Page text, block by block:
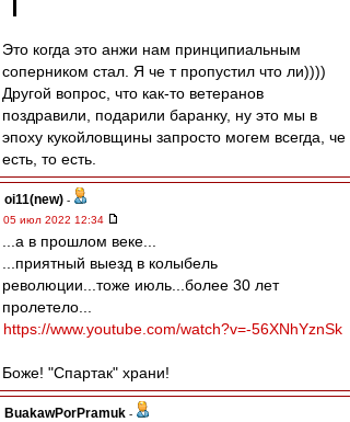
Это когда это анжи нам принципиальным
соперником стал. Я че т пропустил что ли))))
Другой вопрос, что как-то ветеранов
поздравили, подарили баранку, ну это мы в
эпоху кукойловщины запросто могем всегда, че
есть, то есть.
oi11(new) -
05 июл 2022 12:34
...а в прошлом веке...
...приятный выезд в колыбель
революции...тоже июль...более 30 лет
пролетело...
https://www.youtube.com/watch?v=-56XNhYznSk
Боже! "Спартак" храни!
BuakawPorPramuk -